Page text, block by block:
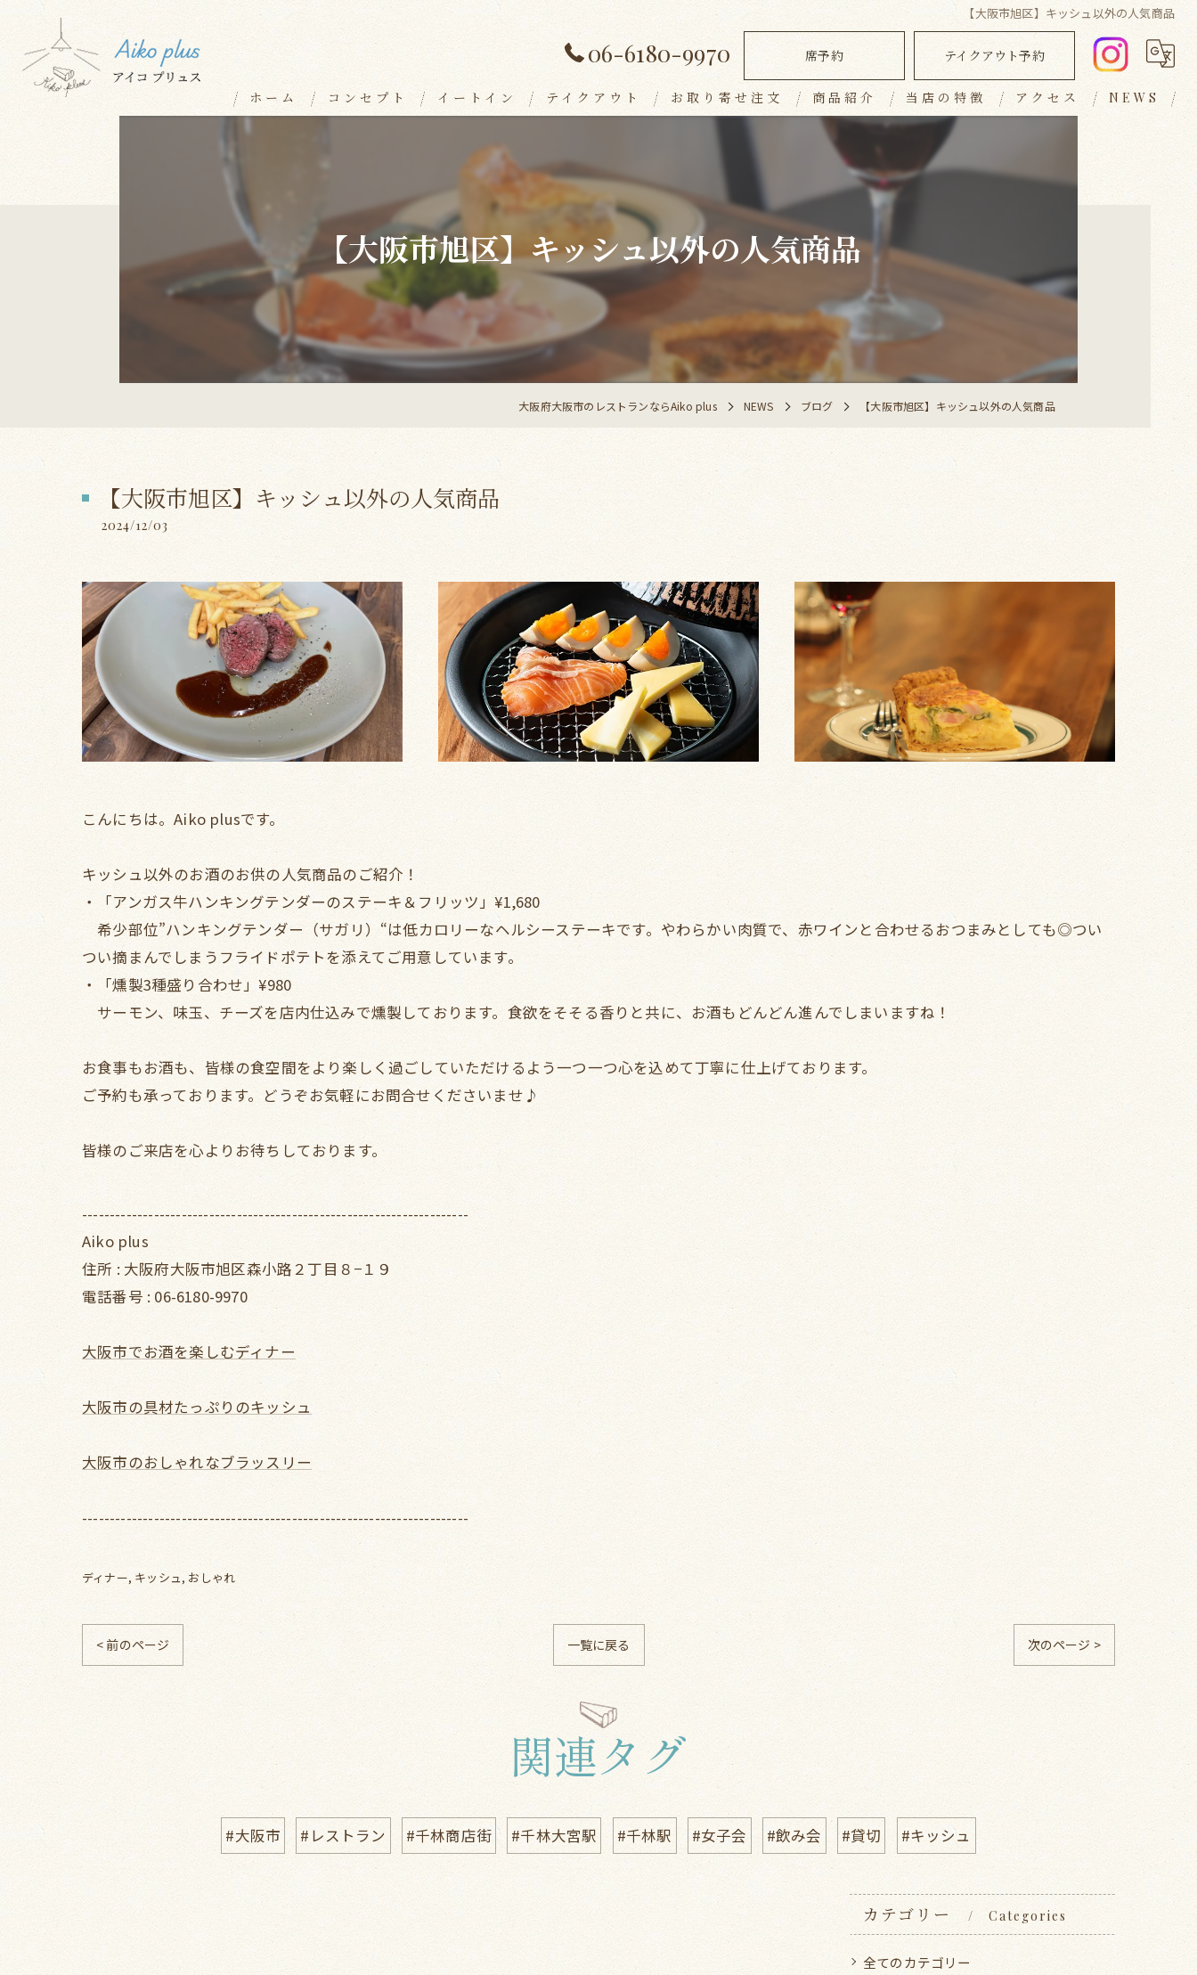
【大阪市旭区】キッシュ以外の人気商品
06-6180-9970 席予約 テイクアウト予約
ホーム コンセプト イートイン
ランチメニュー
デザート
アラカルト
ドリンク
パーティープラン
テイクアウト お取り寄せ注文 商品紹介 当店の特徴
ランチ
テイクアウト
おしゃれ
アクセス NEWS
【大阪市旭区】キッシュ以外の人気商品
大阪府大阪市のレストランならAiko plus NEWS ブログ 【大阪市旭区】キッシュ以外の人気商品
【大阪市旭区】キッシュ以外の人気商品
2024/12/03
こんにちは。Aiko plusです。
キッシュ以外のお酒のお供の人気商品のご紹介！
・「アンガス牛ハンキングテンダーのステーキ＆フリッツ」¥1,680
希少部位”ハンキングテンダー（サガリ）“は低カロリーなヘルシーステーキです。やわらかい肉質で、赤ワインと合わせるおつまみとしても◎つい
つい摘まんでしまうフライドポテトを添えてご用意しています。
・「燻製3種盛り合わせ」¥980
サーモン、味玉、チーズを店内仕込みで燻製しております。食欲をそそる香りと共に、お酒もどんどん進んでしまいますね！
お食事もお酒も、皆様の食空間をより楽しく過ごしていただけるよう一つ一つ心を込めて丁寧に仕上げております。
ご予約も承っております。どうぞお気軽にお問合せくださいませ♪
皆様のご来店を心よりお待ちしております。
----------------------------------------------------------------------
Aiko plus
住所 : 大阪府大阪市旭区森小路２丁目８−１９
電話番号 : 06-6180-9970
大阪市でお酒を楽しむディナー
大阪市の具材たっぷりのキッシュ
大阪市のおしゃれなブラッスリー
----------------------------------------------------------------------
ディナー キッシュ おしゃれ
< 前のページ 一覧に戻る 次のページ >
関連タグ
#大阪市 #レストラン #千林商店街 #千林大宮駅 #千林駅 #女子会 #飲み会 #貸切 #キッシュ
カテゴリー Categories
全てのカテゴリー